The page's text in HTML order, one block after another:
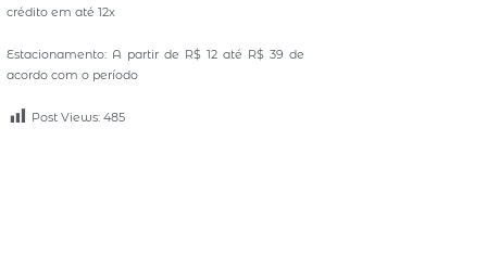
crédito em até 12x
Estacionamento: A partir de R$ 12 até R$ 39 de
acordo com o período
Post Views: 485